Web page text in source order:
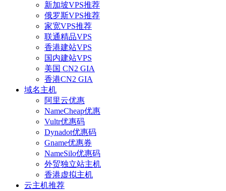
新加坡VPS推荐
俄罗斯VPS推荐
家宽VPS推荐
联通精品VPS
香港建站VPS
国内建站VPS
美国 CN2 GIA
香港CN2 GIA
域名主机
阿里云优惠
NameCheap优惠
Vultr优惠码
Dynadot优惠码
Gname优惠券
NameSilo优惠码
外贸独立站主机
香港虚拟主机
云主机推荐